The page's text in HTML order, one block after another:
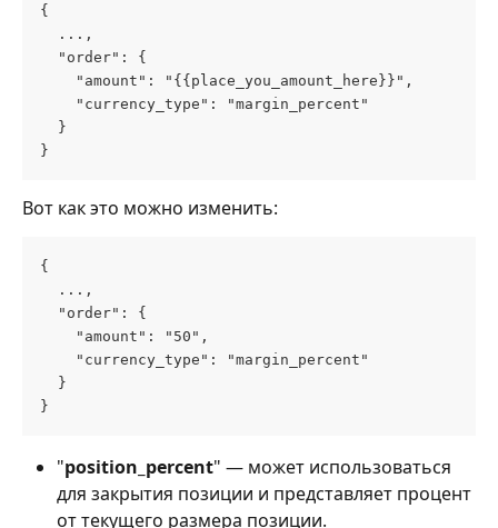
{
  ...,
  "order": {
    "amount": "{{place_you_amount_here}}",
    "currency_type": "margin_percent"
  }
}
Вот как это можно изменить:
{
  ...,
  "order": {
    "amount": "50",
    "currency_type": "margin_percent"
  }
}
"position_percent" — может использоваться
для закрытия позиции и представляет процент
от текущего размера позиции.